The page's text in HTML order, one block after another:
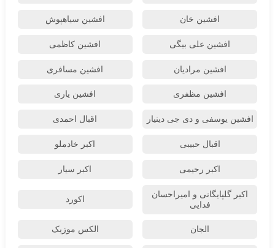
افشین خان افشین سیاهپوش
افشین علی بیگی افشین کاظمی
افشین مرادیان افشین مسافری
افشین مظفری افشین یاری
افشین یوسفی و دی جی دینیار اقبال احمدی
اقبال حبیبی اکبر خادملو
اکبر رحیمی اکبر سیار
اکبر گلپایگانی و امیراحسان
فدایی
اکورد
الجان الکس موزیک